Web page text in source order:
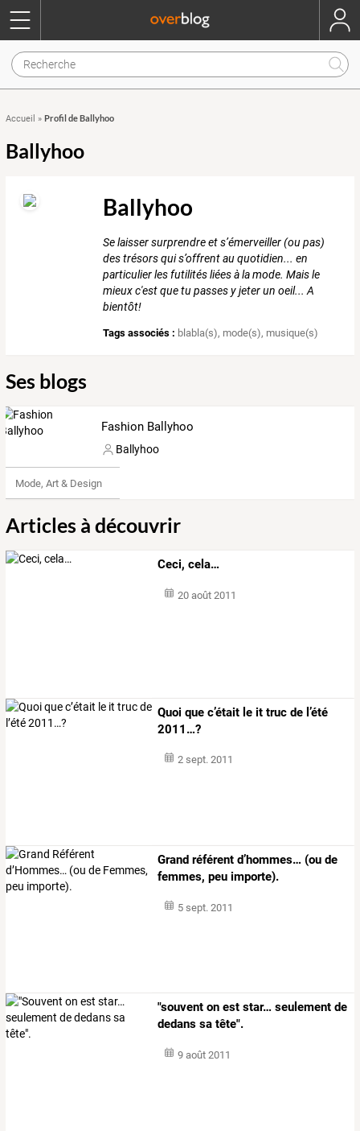
Accueil » Profil de Ballyhoo
Ballyhoo
Ballyhoo
Se laisser surprendre et s’émerveiller (ou pas)
des trésors qui s’offrent au quotidien... en
particulier les futilités liées à la mode. Mais le
mieux c'est que tu passes y jeter un oeil... A
bientôt!
Tags associés : blabla(s), mode(s), musique(s)
Ses blogs
Fashion Ballyhoo
Ballyhoo
Mode, Art & Design
Articles à découvrir
Ceci, cela…
20 août 2011
Quoi que c’était le it truc de l’été
2011…?
2 sept. 2011
Grand référent d’hommes… (ou de
femmes, peu importe).
5 sept. 2011
"souvent on est star… seulement de
dedans sa tête".
9 août 2011